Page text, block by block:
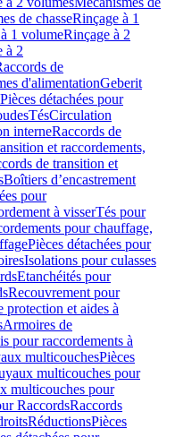
de chasseRinçage à 1
1 volumeRinçage à 2
à 2
de
d'alimentationGeberit
Pièces détachées pour
TésCirculation
interneRaccords de
et raccordements,
de transition et
Boîtiers d’encastrement
pour
à visserTés pour
pour chauffage,
Pièces détachées pour
Isolations pour culasses
Etanchéités pour
Recouvrement pour
protection et aides à
Armoires de
pour raccordements à
multicouchesPièces
multicouches pour
multicouches pour
RaccordsRaccords
RéductionsPièces